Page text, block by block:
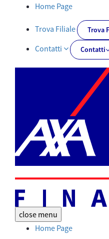
Documentazione obbligatoria
Home Page
Trova Filiale Trova
Contatti Contatti
close menu
Home Page